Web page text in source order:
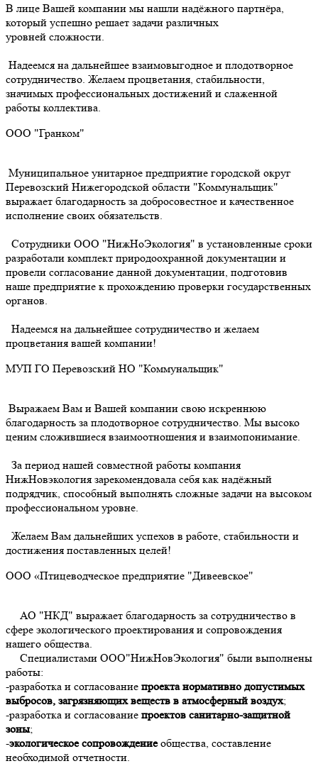
В лице Вашей компании мы нашли надёжного партнёра,
который успешно решает задачи различных
уровней сложности.
Надеемся на дальнейшее взаимовыгодное и плодотворное
сотрудничество. Желаем процветания, стабильности,
значимых профессиональных достижений и слаженной
работы коллектива.
ООО "Гранком"
Муниципальное унитарное предприятие городской округ
Перевозский Нижегородской области "Коммунальщик"
выражает благодарность за добросовестное и качественное
исполнение своих обязательств.
Сотрудники ООО "НижНоЭкология" в установленные сроки
разработали комплект природоохранной документации и
провели согласование данной документации, подготовив
наше предприятие к прохождению проверки государственных
органов.
Надеемся на дальнейшее сотрудничество и желаем
процветания вашей компании!
МУП ГО Перевозский НО "Коммунальщик"
Выражаем Вам и Вашей компании свою искреннюю
благодарность за плодотворное сотрудничество. Мы высоко
ценим сложившиеся взаимоотношения и взаимопонимание.
За период нашей совместной работы компания
НижНовэкология зарекомендовала себя как надёжный
подрядчик, способный выполнять сложные задачи на высоком
профессиональном уровне.
Желаем Вам дальнейших успехов в работе, стабильности и
достижения поставленных целей!
ООО «Птицеводческое предприятие "Дивеевское"
АО "НКД" выражает благодарность за сотрудничество в
сфере экологического проектирования и сопровождения
нашего общества.
Специалистами ООО"НижНовЭкология" были выполнены
работы:
-разработка и согласование проекта нормативно допустимых
выбросов, загрязняющих веществ в атмосферный воздух;
-разработка и согласование проектов санитарно-защитной
зоны;
-экологическое сопровождениеобщества, составление
необходимой отчетности.